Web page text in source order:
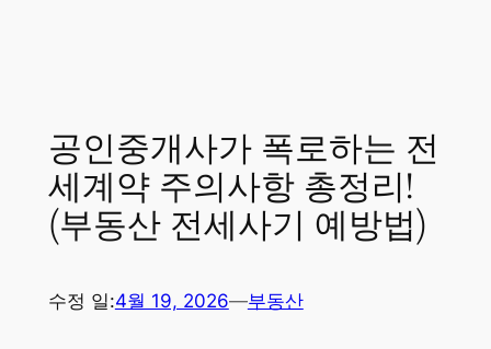
공인중개사가 폭로하는 전
세계약 주의사항 총정리!
(부동산 전세사기 예방법)
수정 일:4월 19, 2026—부동산